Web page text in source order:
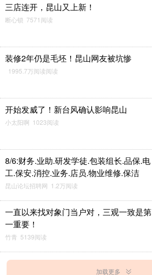
三店连开，昆山又上新！
断心锁 7571阅读
装修2年仍是毛坯！昆山网友被坑惨
1995.7万阅读阅读
开始发威了！新台风确认影响昆山
小太阳啊 1023阅读
8/6:财务.业助.研发学徒.包装组长.品保.电
工.保安.消控.业务.店员.物业维修.保洁
昆山论坛招聘网 1.2万阅读
一直以来找对象门当户对，三观一致是第
一重要！
竹青 5139阅读
加载更多